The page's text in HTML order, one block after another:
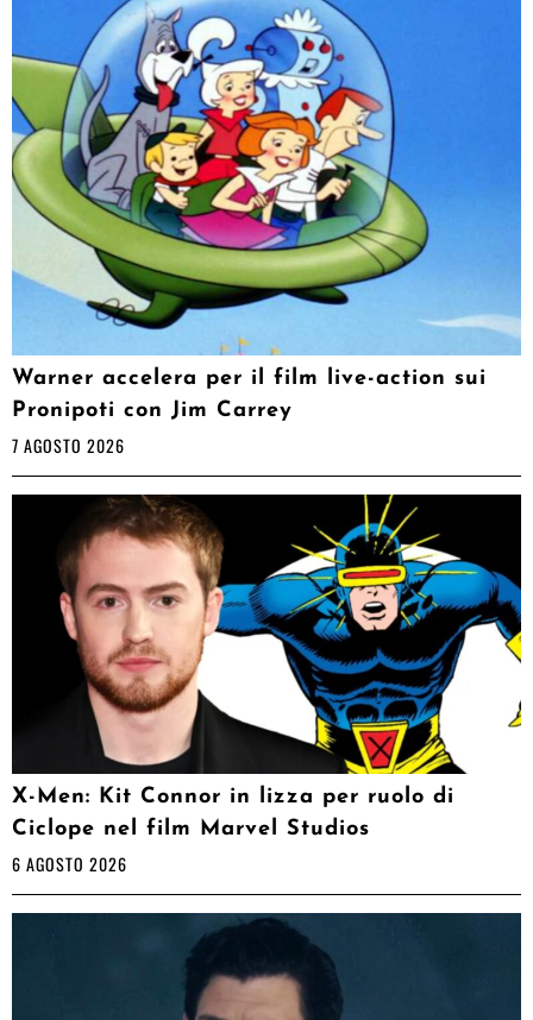
Warner accelera per il film live-action sui
Pronipoti con Jim Carrey
7 AGOSTO 2026
X-Men: Kit Connor in lizza per ruolo di
Ciclope nel film Marvel Studios
6 AGOSTO 2026